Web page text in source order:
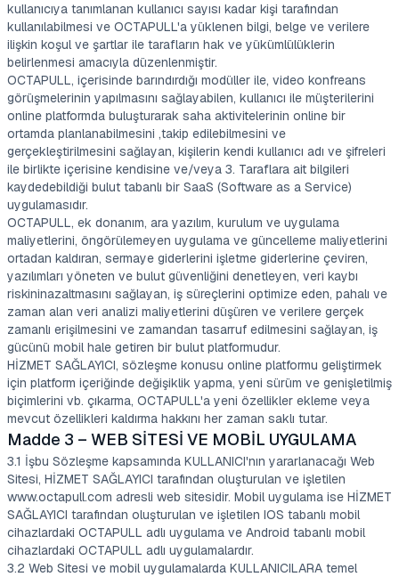
kullanıcıya tanımlanan kullanıcı sayısı kadar kişi tarafından
kullanılabilmesi ve OCTAPULL'a yüklenen bilgi, belge ve verilere
ilişkin koşul ve şartlar ile tarafların hak ve yükümlülüklerin
belirlenmesi amacıyla düzenlenmiştir.
OCTAPULL, içerisinde barındırdığı modüller ile, video konfreans
görüşmelerinin yapılmasını sağlayabilen, kullanıcı ile müşterilerini
online platformda buluşturarak saha aktivitelerinin online bir
ortamda planlanabilmesini ,takip edilebilmesini ve
gerçekleştirilmesini sağlayan, kişilerin kendi kullanıcı adı ve şifreleri
ile birlikte içerisine kendisine ve/veya 3. Taraflara ait bilgileri
kaydedebildiği bulut tabanlı bir SaaS (Software as a Service)
uygulamasıdır.
OCTAPULL, ek donanım, ara yazılım, kurulum ve uygulama
maliyetlerini, öngörülemeyen uygulama ve güncelleme maliyetlerini
ortadan kaldıran, sermaye giderlerini işletme giderlerine çeviren,
yazılımları yöneten ve bulut güvenliğini denetleyen, veri kaybı
riskininazaltmasını sağlayan, iş süreçlerini optimize eden, pahalı ve
zaman alan veri analizi maliyetlerini düşüren ve verilere gerçek
zamanlı erişilmesini ve zamandan tasarruf edilmesini sağlayan, iş
gücünü mobil hale getiren bir bulut platformudur.
HİZMET SAĞLAYICI, sözleşme konusu online platformu geliştirmek
için platform içeriğinde değişiklik yapma, yeni sürüm ve genişletilmiş
biçimlerini vb. çıkarma, OCTAPULL'a yeni özellikler ekleme veya
mevcut özellikleri kaldırma hakkını her zaman saklı tutar.
Madde 3 – WEB SİTESİ VE MOBİL UYGULAMA
3.1 İşbu Sözleşme kapsamında KULLANICI'nın yararlanacağı Web
Sitesi, HİZMET SAĞLAYICI tarafından oluşturulan ve işletilen
www.octapull.com adresli web sitesidir. Mobil uygulama ise HİZMET
SAĞLAYICI tarafından oluşturulan ve işletilen IOS tabanlı mobil
cihazlardaki OCTAPULL adlı uygulama ve Android tabanlı mobil
cihazlardaki OCTAPULL adlı uygulamalardır.
3.2 Web Sitesi ve mobil uygulamalarda KULLANICILARA temel